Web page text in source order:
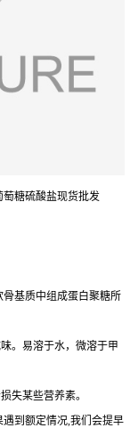
萄糖硫酸盐现货批发
骨基质中组成蛋白聚糖所
。易溶于水，微溶于甲
失某些营养素。
遇到额定情况,我们会提早